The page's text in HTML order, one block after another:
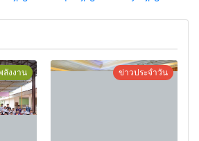
ลังงาน ข่าวประจำวัน